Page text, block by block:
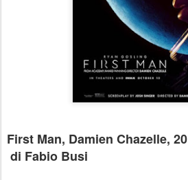
First Man, Damien Chazelle,
di Fabio Busi